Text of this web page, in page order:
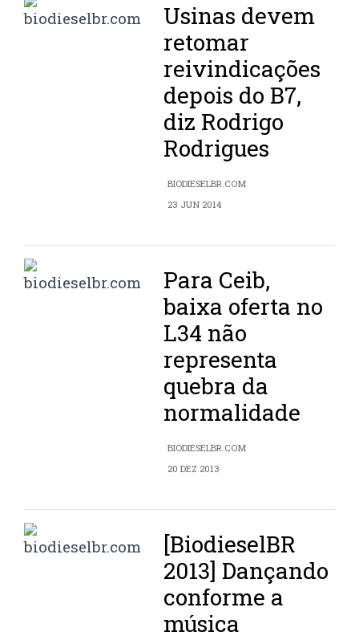
Usinas devem
retomar
reivindicações
depois do B7,
diz Rodrigo
Rodrigues
BIODIESELBR.COM
23 JUN 2014
Para Ceib,
baixa oferta no
L34 não
representa
quebra da
normalidade
BIODIESELBR.COM
20 DEZ 2013
[BiodieselBR
2013] Dançando
conforme a
música